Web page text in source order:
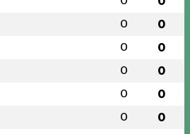
0 0
0 0
0 0
0 0
0 0